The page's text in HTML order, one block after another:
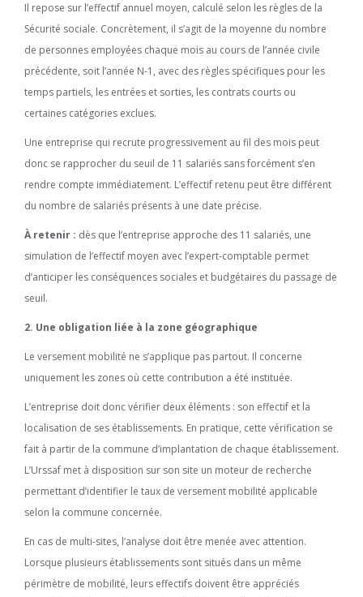
Il repose sur l’effectif annuel moyen, calculé selon les règles de la
Sécurité sociale. Concrètement, il s’agit de la moyenne du nombre
de personnes employées chaque mois au cours de l’année civile
précédente, soit l’année N-1, avec des règles spécifiques pour les
temps partiels, les entrées et sorties, les contrats courts ou
certaines catégories exclues.
Une entreprise qui recrute progressivement au fil des mois peut
donc se rapprocher du seuil de 11 salariés sans forcément s’en
rendre compte immédiatement. L’effectif retenu peut être différent
du nombre de salariés présents à une date précise.
À retenir : dès que l’entreprise approche des 11 salariés, une
simulation de l’effectif moyen avec l’expert-comptable permet
d’anticiper les conséquences sociales et budgétaires du passage de
seuil.
2. Une obligation liée à la zone géographique
Le versement mobilité ne s’applique pas partout. Il concerne
uniquement les zones où cette contribution a été instituée.
L’entreprise doit donc vérifier deux éléments : son effectif et la
localisation de ses établissements. En pratique, cette vérification se
fait à partir de la commune d’implantation de chaque établissement.
L’Urssaf met à disposition sur son site un moteur de recherche
permettant d’identifier le taux de versement mobilité applicable
selon la commune concernée.
En cas de multi-sites, l’analyse doit être menée avec attention.
Lorsque plusieurs établissements sont situés dans un même
périmètre de mobilité, leurs effectifs doivent être appréciés